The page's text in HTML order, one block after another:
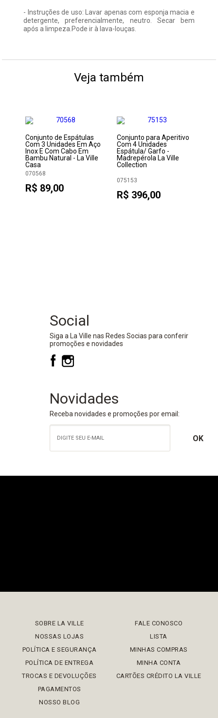
- Instruções de uso: Lavar apenas com esponja macia e
detergente, preferencialmente, neutro. Secar bem
após a limpeza.Pode ir à lava-louças.
Veja também
Conjunto de Espátulas
Com 3 Unidades Em Aço
Inox E Com Cabo Em
Bambu Natural - La Ville
Casa
070568
R$ 89,00
Conjunto para Aperitivo
Com 4 Unidades
Espátula/ Garfo -
Madrepérola La Ville
Collection
075153
R$ 396,00
Social
Siga a La Ville nas Redes Socias para conferir
promoções e novidades
Novidades
Receba novidades e promoções por email:
SOBRE LA VILLE
NOSSAS LOJAS
POLÍTICA E SEGURANÇA
POLÍTICA DE ENTREGA
TROCAS E DEVOLUÇÕES
PAGAMENTOS
NOSSO BLOG
FALE CONOSCO
LISTA
MINHAS COMPRAS
MINHA CONTA
CARTÕES CRÉDITO LA VILLE